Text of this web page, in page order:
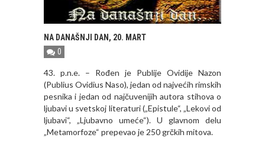
NA DANAŠNJI DAN, 20. MART
0
43. p.n.e. – Rođen je Publije Ovidije Nazon
(Publius Ovidius Naso), jedan od najvećih rimskih
pesnika i jedan od najčuvenijih autora stihova o
ljubavi u svetskoj literaturi („Epistule“, „Lekovi od
ljubavi“, „Ljubavno umeće“). U glavnom delu
„Metamorfoze“ prepevao je 250 grčkih mitova.